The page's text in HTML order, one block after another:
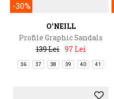
-30%
O'NEILL
Profile Graphic Sandals
139 Lei 97 Lei
36 37 38 39 40 41